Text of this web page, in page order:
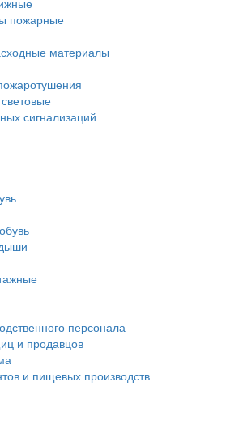
пожарные
материалы
сигнализаций
персонала
и продавцов
и пищевых производств